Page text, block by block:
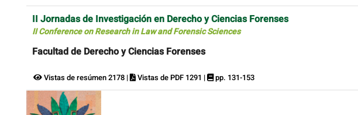
II Jornadas de Investigación en Derecho y Ciencias Forenses
II Conference on Research in Law and Forensic Sciences
Facultad de Derecho y Ciencias Forenses
Vistas de resúmen 2178 | Vistas de PDF 1291 | pp. 131-153